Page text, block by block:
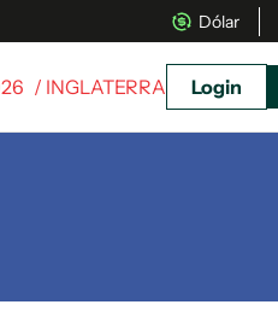
Dólar
/ INGLATERRA Login